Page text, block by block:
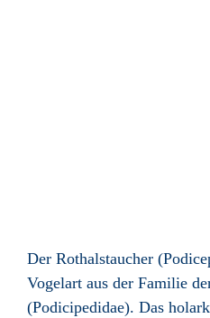
Der Rothalstaucher
Vogelart aus der Familie
(Podicipedidae). Das